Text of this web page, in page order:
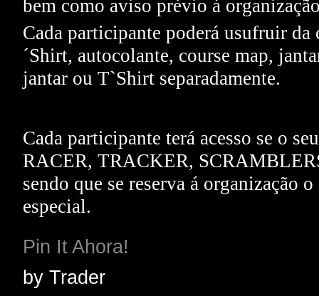
bem como aviso prévio á
Cada participante poderá usufruir
´Shirt, autocolante, course map,
jantar ou T`Shirt separadamente.
Cada participante terá acesso se o
RACER, TRACKER,
sendo que se reserva á organização
especial.
Pin It Ahora!
by Trader